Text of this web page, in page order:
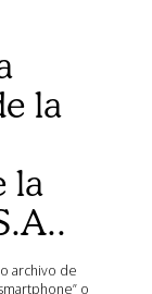
la
la
archivo de
o